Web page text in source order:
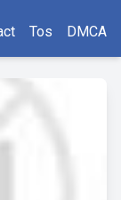
Tos DMCA